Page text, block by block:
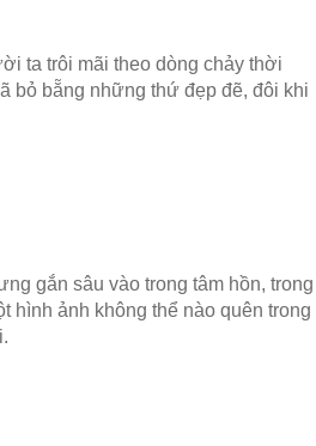
ta trôi mãi theo dòng chảy thời
bỏ bẵng những thứ đẹp đẽ, đôi khi
gắn sâu vào trong tâm hồn, trong
hình ảnh không thể nào quên trong